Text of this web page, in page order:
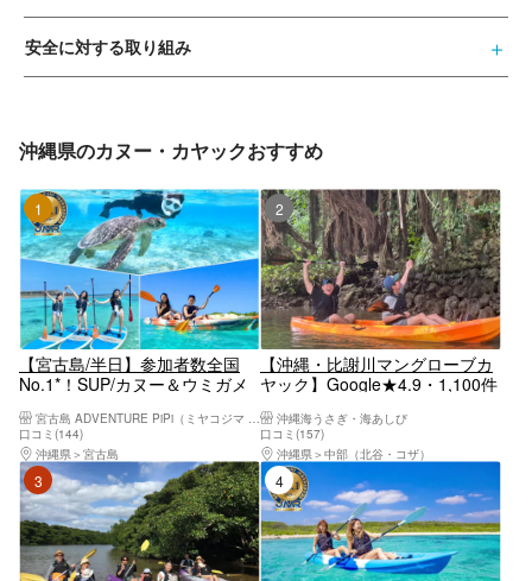
安全に対する取り組み
沖縄県のカヌー・カヤックおすすめ
1位
【宮古島/半日】参加者数全国
No.1*！SUP/カヌー＆ウミガメ
コース！写真データ&島内送迎
無料！
宮古島 ADVENTURE PiPi（ミヤコジマ アドベンチャー ピピ）
口コミ(144)
沖縄県
宮古島
2位
【沖縄・比謝川マングローブカ
ヤック】Google★4.9・1,100件
｜2歳〜OK・1日5便・撮影デー
タ無料・温水シャワーあり
沖縄海うさぎ・海あしび
口コミ(157)
沖縄県
中部（北谷・コザ）
3位 4位